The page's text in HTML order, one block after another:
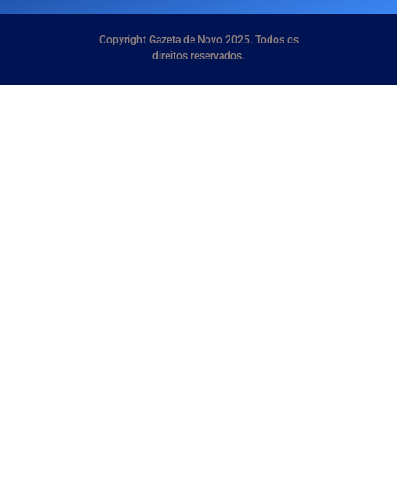
Copyright Gazeta de Novo 2025. Todos os
direitos reservados.